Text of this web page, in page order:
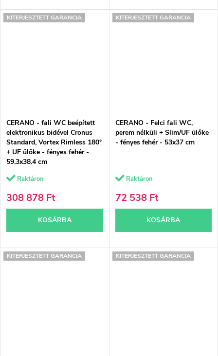
KITERJESZTETT GARANCIA
CERANO - fali WC beépített
elektronikus bidével Cronus
Standard, Vortex Rimless 180°
+ UF ülőke - fényes fehér -
59,3x38,4 cm
Raktáron
308 878 Ft
KOSÁRBA
KITERJESZTETT GARANCIA
CERANO - Felci fali WC,
perem nélküli + Slim/UF ülőke
- fényes fehér - 53x37 cm
Raktáron
72 538 Ft
KOSÁRBA
KITERJESZTETT GARANCIA KITERJESZTETT GARANCIA